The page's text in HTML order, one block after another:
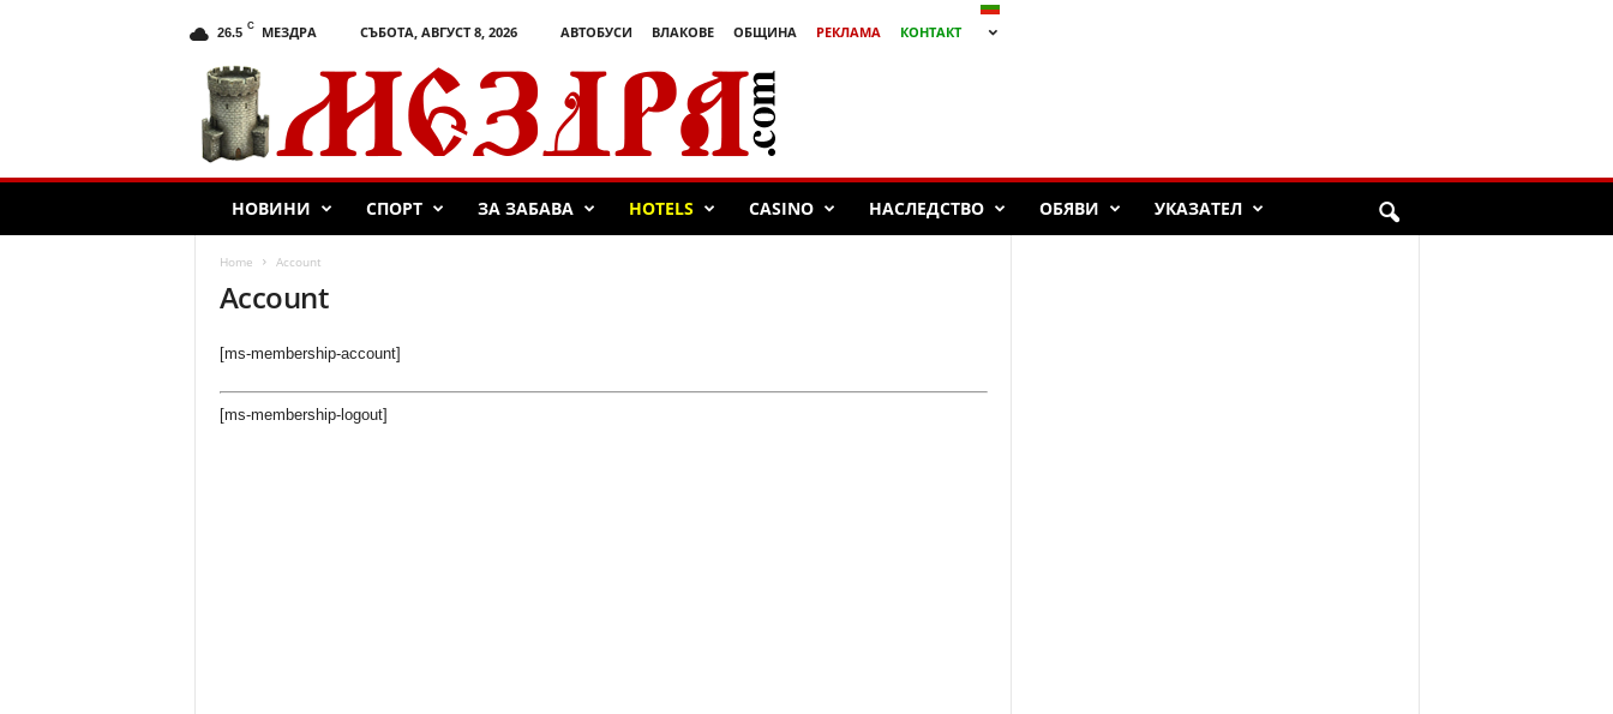
26.5 C МЕЗДРА СЪБОТА, АВГУСТ 8, 2026 АВТОБУСИ ВЛАКОВЕ ОБЩИНА РЕКЛАМА
КОНТАКТ
а
c
НОВИНИ СПОРТ ЗА ЗАБАВА HOTELS CASINO НАСЛЕДСТВО ОБЯВИ УКАЗАТЕЛ
Home Account
Account
[ms-membership-account]
[ms-membership-logout]